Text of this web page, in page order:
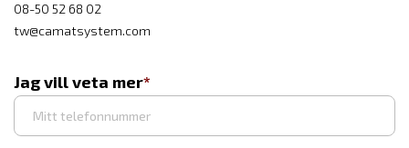
08-50 52 68 02
tw@camatsystem.com
Jag vill veta mer